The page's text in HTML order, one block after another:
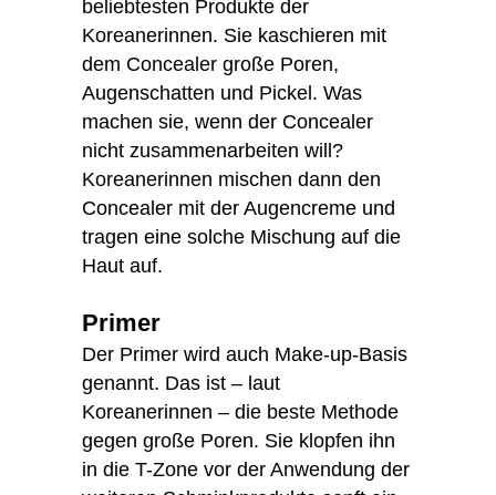
beliebtesten Produkte der
Koreanerinnen. Sie kaschieren mit
dem Concealer große Poren,
Augenschatten und Pickel. Was
machen sie, wenn der Concealer
nicht zusammenarbeiten will?
Koreanerinnen mischen dann den
Concealer mit der Augencreme und
tragen eine solche Mischung auf die
Haut auf.
Primer
Der Primer wird auch Make-up-Basis
genannt. Das ist – laut
Koreanerinnen – die beste Methode
gegen große Poren. Sie klopfen ihn
in die T-Zone vor der Anwendung der